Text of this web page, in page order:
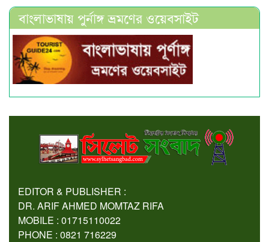
বাংলাভাষায় পুর্নাঙ্গ ভ্রমণের ওয়েবসাইট
EDITOR & PUBLISHER :
DR. ARIF AHMED MOMTAZ RIFA
MOBILE : 01715110022
PHONE : 0821 716229